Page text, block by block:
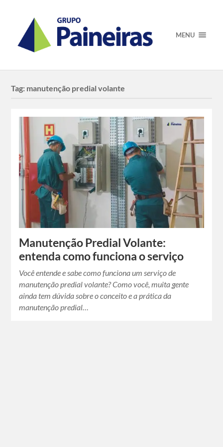
MENU
Tag: manutenção predial volante
Manutenção Predial Volante:
entenda como funciona o serviço
Você entende e sabe como funciona um serviço de
manutenção predial volante? Como você, muita gente
ainda tem dúvida sobre o conceito e a prática da
manutenção predial…